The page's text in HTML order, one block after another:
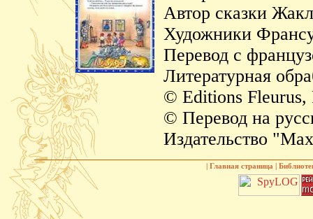
Автор сказки
Художники
Перевод с
Литературная
© Editions Fleurus,
© Перевод на
Издательство
| Главная страница |